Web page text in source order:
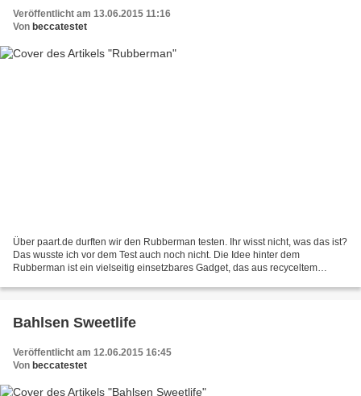
Veröffentlicht am 13.06.2015 11:16
Von beccatestet
Über paart.de durften wir den Rubberman testen. Ihr wisst nicht, was das ist?
Das wusste ich vor dem Test auch noch nicht. Die Idee hinter dem
Rubberman ist ein vielseitig einsetzbares Gadget, das aus recyceltem
Bahlsen Sweetlife
Veröffentlicht am 12.06.2015 16:45
Von beccatestet